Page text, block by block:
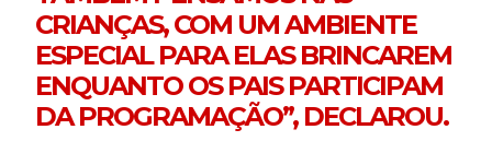
CRIANÇAS, COM UM AMBIENTE
ESPECIAL PARA ELAS BRINCAREM
ENQUANTO OS PAIS PARTICIPAM
DA PROGRAMAÇÃO”, DECLAROU.